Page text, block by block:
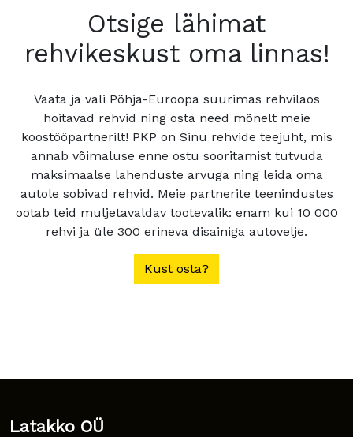
Otsige lähimat
rehvikeskust oma linnas!
Vaata ja vali Põhja-Euroopa suurimas rehvilaos
hoitavad rehvid ning osta need mõnelt meie
koostööpartnerilt! PKP on Sinu rehvide teejuht, mis
annab võimaluse enne ostu sooritamist tutvuda
maksimaalse lahenduste arvuga ning leida oma
autole sobivad rehvid. Meie partnerite teenindustes
ootab teid muljetavaldav tootevalik: enam kui 10 000
rehvi ja üle 300 erineva disainiga autovelje.
Kust osta?
Latakko OÜ